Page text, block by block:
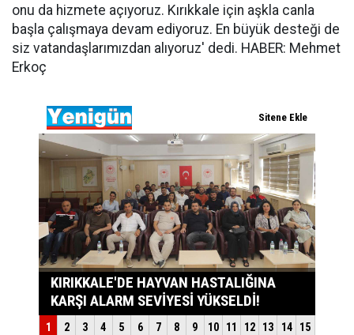
onu da hizmete açıyoruz. Kırıkkale için aşkla canla
başla çalışmaya devam ediyoruz. En büyük desteği de
siz vatandaşlarımızdan alıyoruz' dedi. HABER: Mehmet
Erkoç